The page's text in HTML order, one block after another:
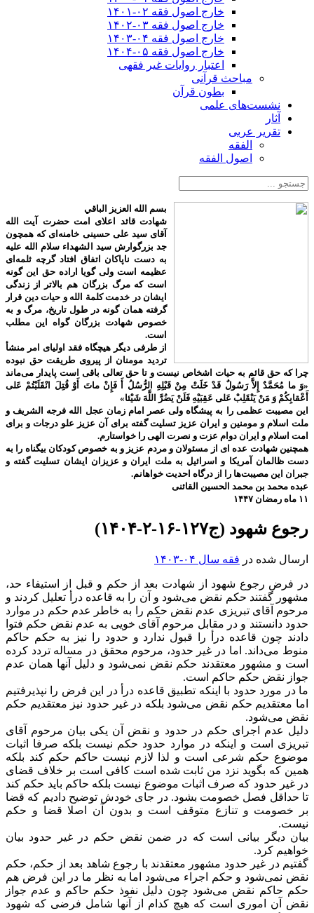
خارج اصول فقه ۰۲-۱۴۰۱
خارج اصول فقه ۰۳-۱۴۰۲
خارج اصول فقه ۰۴-۱۴۰۳
خارج اصول فقه ۰۵-۱۴۰۴
اعتبار روایات غیر فقهی
مباحث قرآنی
بطون قرآن
نشست‌های علمی
آثار
تقریر عربی
الفقه
اصول الفقه
بسم الله العزیز الباقي
شهادت قائد اعلای امت حضرت آیت الله
آقای سید علی حسینی خامنه‌ای که همچون
جد بزرگوارش سید الشهداء سلام الله علیه
به دست ناپاکان اتفاق افتاد گرچه ثلمه‌ای
عظیمه است ولی گویا اراده حق این گونه
است که مرگ بزرگان هم بالاتر از زندگی
ایشان در خدمت کلمة الله و حیات دین قرار
گرفته همان گونه در طول تاریخ، مرگ و به
خصوص شهادت بزرگان گواه این مطلب
است.
از طرفی دیگر هیچگاه فقد اولیای امر منشأ
تردید مومنان از پیروی طریقت حق نبوده
چرا که حق قائم به حیات اشخاص نیست و تا حق تعالی باقی است پایدار می‌ماند
«وَ ما مُحَمَّدٌ إِلاَّ رَسُولٌ قَدْ خَلَتْ مِنْ قَبْلِهِ الرُّسُلُ أَ فَإِنْ ماتَ أَوْ قُتِلَ انْقَلَبْتُمْ عَلى‌
أَعْقابِكُمْ وَ مَنْ يَنْقَلِبْ عَلى‌ عَقِبَيْهِ فَلَنْ يَضُرَّ اللَّهَ شَيْئا»
این مصیبت عظمی را به پیشگاه ولی عصر امام زمان عجل الله فرجه الشریف و
ملت اسلام و مومنین و ایران عزیز تسلیت گفته برای آن عزیز علو درجات و برای
امت اسلام و ایران دوام عزت و نصرت الهی را خواستارم.
همچنین شهادت عده ای از مسئولان و مردم عزیز و به خصوص کودکان بیگناه را به
دست ظالمان آمریکا و اسرائیل به ملت ایران و عزیزان ایشان تسلیت گفته و
جبران این مصیبت‌ها را از درگاه احدیت خواهانم.
عبده محمد بن محمد الحسین القائنی
۱۱ ماه رمضان ۱۴۴۷
رجوع شهود (ج۱۲۷-۱۶-۲-۱۴۰۴)
ارسال شده در فقه سال ۰۴-۱۴۰۳
در فرض رجوع شهود از شهادت بعد از حکم و قبل از استیفاء حد،
مشهور گفتند حکم نقض می‌شود و آن را به قاعده درأ تعلیل کردند و
مرحوم آقای تبریزی عدم نقض حکم را به خاطر عدم حکم در موارد
حدود دانستند و در مقابل مرحوم آقای خویی به عدم نقض حکم فتوا
دادند چون قاعده درأ را قبول ندارد و حدود را نیز به حکم حاکم
منوط می‌داند. اما در غیر حدود، مرحوم محقق در مساله تردد کرده
است و مشهور معتقدند حکم نقض نمی‌شود و دلیل آنها همان عدم
جواز نقض حکم حاکم است.
ما در مورد حدود با اینکه تطبیق قاعده درأ در این فرض را نپذیرفتیم
اما معتقدیم حکم نقض می‌شود بلکه در غیر حدود نیز معتقدیم حکم
نقض می‌شود.
دلیل عدم اجرای حکم در حدود و نقض آن یکی بیان مرحوم آقای
تبریزی است و اینکه در موارد حدود حکم نیست بلکه صرفا اثبات
موضوع حکم شرعی است و لذا لازم نیست حاکم حکم کند بلکه
همین که بگوید نزد من ثابت شده است کافی است بر خلاف قضای
در غیر حدود که صرف اثبات موضوع نیست بلکه حاکم باید حکم کند
تا حداقل فصل خصومت بشود. در جای خودش توضیح دادیم که قضا
بر خصومت و تنازع متوقف است و بدون آن اصلا قضا و حکم
نیست.
بیان دیگر بیانی است که در ضمن نقض حکم در غیر حدود بیان
خواهیم کرد.
گفتیم در غیر حدود مشهور معتقدند با رجوع شاهد بعد از حکم، حکم
نقض نمی‌شود و حکم اجراء می‌شود اما به نظر ما در این فرض هم
حکم حاکم نقض می‌شود چون دلیل نفوذ حکم حاکم و عدم جواز
نقض آن اموری است که هیچ کدام از آنها شامل فرضی که شهود